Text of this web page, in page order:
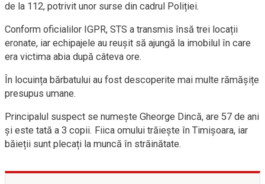
de la 112, potrivit unor surse din cadrul Poliției.
Conform oficialilor IGPR, STS a transmis însă trei locații
eronate, iar echipajele au reușit să ajungă la imobilul în care
era victima abia după câteva ore.
În locuința bărbatului au fost descoperite mai multe rămășițe
presupus umane.
Principalul suspect se numește Gheorge Dincă, are 57 de ani
și este tată a 3 copii. Fiica omului trăiește în Timișoara, iar
băieții sunt plecați la muncă în străinătate.